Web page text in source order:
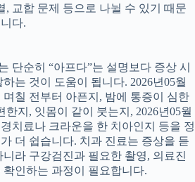
, 교합 문제 등으로 나뉠 수 있기 때문
다.
단순히 “아프다”는 설명보다 증상 시
는 것이 도움이 됩니다. 2026년05월
며칠 전부터 아픈지, 밤에 통증이 심한
한지, 잇몸이 같이 붓는지, 2026년05월
치료나 크라운을 한 치아인지 등을 정
더 쉽습니다. 치과 진료는 증상을 듣
라 구강검진과 필요한 촬영, 의료진
인하는 과정이 필요합니다.